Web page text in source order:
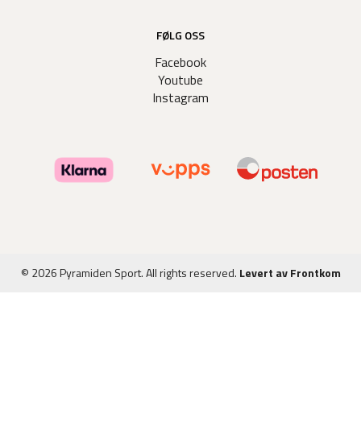
FØLG OSS
Facebook
Youtube
Instagram
© 2026 Pyramiden Sport. All rights reserved. Levert av Frontkom